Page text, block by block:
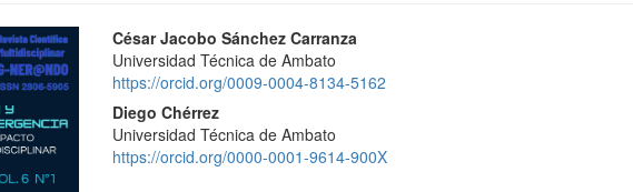
REGISTRARSE
ENTRAR
Contenido
principal
del
artículo
César Jacobo Sánchez Carranza
Universidad Técnica de Ambato
https://orcid.org/0009-0004-8134-5162
Diego Chérrez
Universidad Técnica de Ambato
https://orcid.org/0000-0001-9614-900X